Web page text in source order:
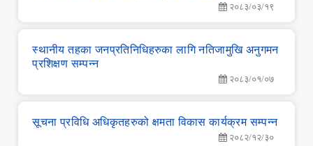
२०८३/०३/१९
स्‍थानीय तहका जनप्रतिनिधिहरुका लागि नतिजामुखि अनुगमन
प्रशिक्षण सम्‍पन्‍न
२०८३/०१/०७
सूचना प्रविधि अधिकृतहरुको क्षमता विकास कार्यक्रम सम्‍पन्‍न
२०८२/१२/३०